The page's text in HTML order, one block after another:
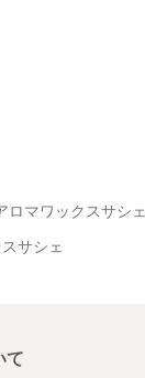
マワックスサシェ
サシェ
て